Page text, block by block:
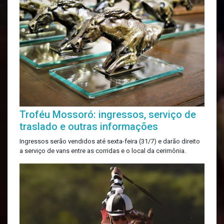
Troféu Mossoró: ingressos, serviço de
traslado e outras informações
Ingressos serão vendidos até sexta-feira (31/7) e darão direito
a serviço de vans entre as corridas e o local da cerimônia.